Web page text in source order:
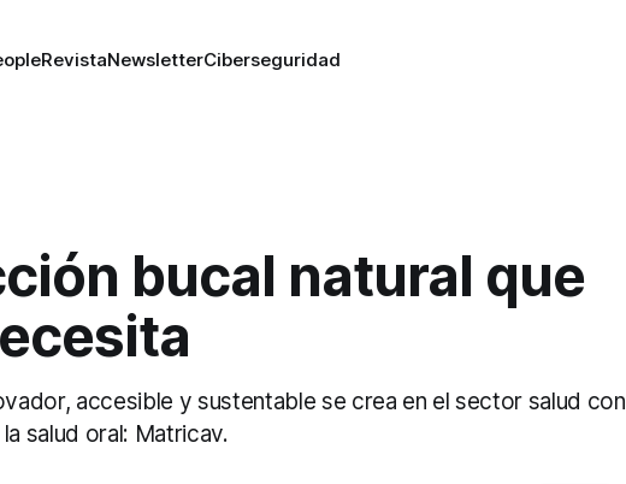
RevistaNewsletterCiberseguridad
bucal natural que
accesible y sustentable se crea en el sector salud con
salud oral: Matricav.